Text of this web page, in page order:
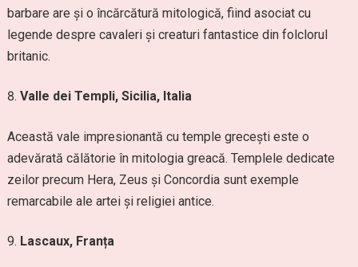
barbare are și o încărcătură mitologică, fiind asociat cu
legende despre cavaleri și creaturi fantastice din folclorul
britanic.
Valle dei Templi, Sicilia, Italia
Această vale impresionantă cu temple grecești este o
adevărată călătorie în mitologia greacă. Templele dedicate
zeilor precum Hera, Zeus și Concordia sunt exemple
remarcabile ale artei și religiei antice.
Lascaux, Franța